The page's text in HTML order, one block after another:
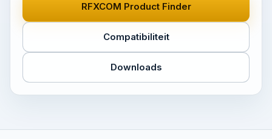
RFXCOM Product Finder
Compatibiliteit
Downloads